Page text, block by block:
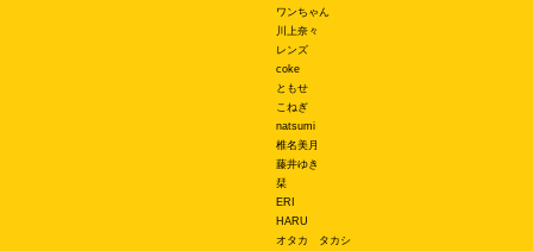
ワンちゃん
川上奈々
レンズ
coke
ともせ
こねぎ
natsumi
椎名美月
藤井ゆき
栞
ERI
HARU
オタカ タカシ